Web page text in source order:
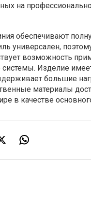
на
обеспечивают
универсален,
возможность
системы. Изделие
большие
материалы
в качестве